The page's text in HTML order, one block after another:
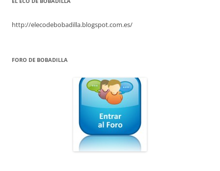
http://elecodebobadilla.blogspot.com.es/
FORO DE BOBADILLA